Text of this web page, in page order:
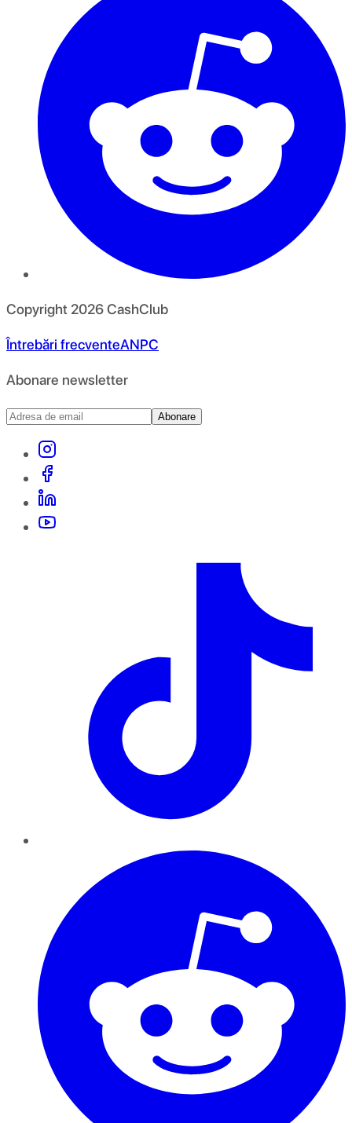
Copyright 2026CashClub
Întrebări frecventeANPC
Abonare newsletter
Abonare